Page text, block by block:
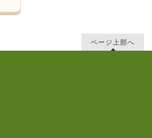
ページ上部へ